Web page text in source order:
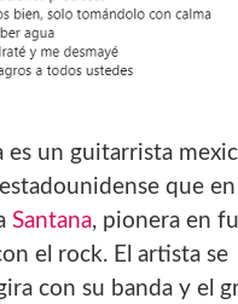
es un guitarrista
que
Santana, pionera en
el rock. El artista se
con su banda y el